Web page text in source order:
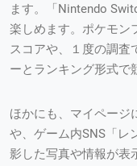
ます。「Nintendo
楽しめます。ポケモン
スコアや、１度の調査
ーとランキング形式で
ほかにも、マイページ
や、ゲーム内SNS「レ
影した写真や情報が表